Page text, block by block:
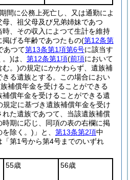
間に公務上死亡し、又は通勤によ
母、祖父母及び兄弟姉妹であつ
、その収入によつて生計を維持
掲げる年齢であつたもの(第12条第
あつて第13条第1項第6号に該当す
。)は、 第12条第1項(前項において
む。)の規定にかかわらず、遺族補
る遺族とする。
この場合におい
補償年金を受けることができる
償年金を受けることができる遺
定に基づき遺族補償年金を受け
た遺族であつて、当該遺族補償
期に応じ、同項の表の右欄に掲
を除く。) 」と、 第13条第2項中
「第1号から第4号までのいずれ
55歳 56歳